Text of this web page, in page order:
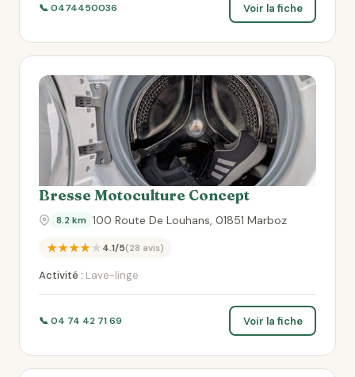
📞 0474450036 Voir la fiche
Bresse Motoculture Concept
8.2 km 100 Route De Louhans, 01851 Marboz
★★★★★4.1/5(28 avis)
Activité : Lave-linge
📞 04 74 42 71 69 Voir la fiche